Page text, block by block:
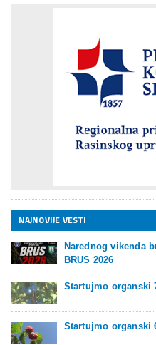
NAJNOVIJE VESTI
Narednog vikenda
BRUS 2026
Startujmo organski
Startujmo organski